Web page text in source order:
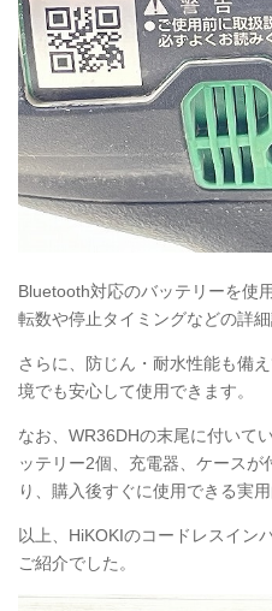
Bluetooth対応のバッテリーを使
転数や停止タイミングなどの詳細
さらに、防じん・耐水性能も備
境でも安心して使用できます。
なお、WR36DHの末尾に付いて
ッテリー2個、充電器、ケース
り、購入後すぐに使用できる実用
以上、HiKOKIのコードレスイン
ご紹介でした。